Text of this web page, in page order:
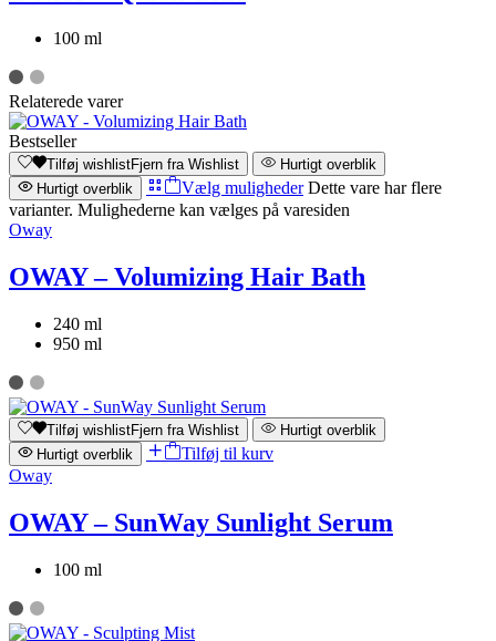
100 ml
Relaterede varer
Bestseller
Tilføj wishlistFjern fra Wishlist
Hurtigt overblik
Hurtigt overblik
Vælg muligheder Dette vare har flere
varianter. Mulighederne kan vælges på varesiden
Oway
OWAY – Volumizing Hair Bath
240 ml
950 ml
Tilføj wishlistFjern fra Wishlist
Hurtigt overblik
Hurtigt overblik
Tilføj til kurv
Oway
OWAY – SunWay Sunlight Serum
100 ml